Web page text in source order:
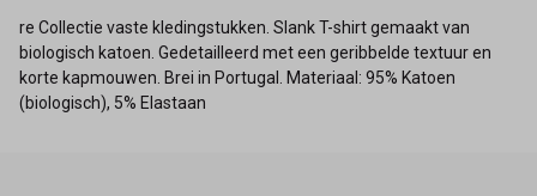
re Collectie vaste kledingstukken. Slank T-shirt gemaakt van
biologisch katoen. Gedetailleerd met een geribbelde textuur en
korte kapmouwen. Brei in Portugal. Materiaal: 95% Katoen
(biologisch), 5% Elastaan